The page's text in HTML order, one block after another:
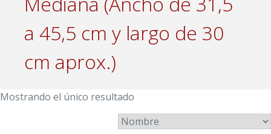
a 45,5 cm y largo de 30
cm aprox.)
Mostrando el único resultado